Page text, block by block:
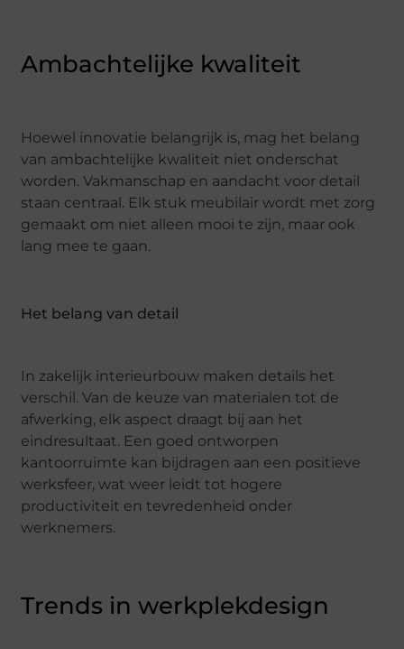
Ambachtelijke kwaliteit
Hoewel innovatie belangrijk is, mag het belang
van ambachtelijke kwaliteit niet onderschat
worden. Vakmanschap en aandacht voor detail
staan centraal. Elk stuk meubilair wordt met zorg
gemaakt om niet alleen mooi te zijn, maar ook
lang mee te gaan.
Het belang van detail
In zakelijk interieurbouw maken details het
verschil. Van de keuze van materialen tot de
afwerking, elk aspect draagt bij aan het
eindresultaat. Een goed ontworpen
kantoorruimte kan bijdragen aan een positieve
werksfeer, wat weer leidt tot hogere
productiviteit en tevredenheid onder
werknemers.
Trends in werkplekdesign